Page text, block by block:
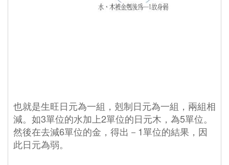
也就是生旺日元為一組，剋制日元為一組，兩組相
減。如3單位的水加上2單位的日元木，為5單位。
然後在去減6單位的金，得出－1單位的結果，因
此日元為弱。